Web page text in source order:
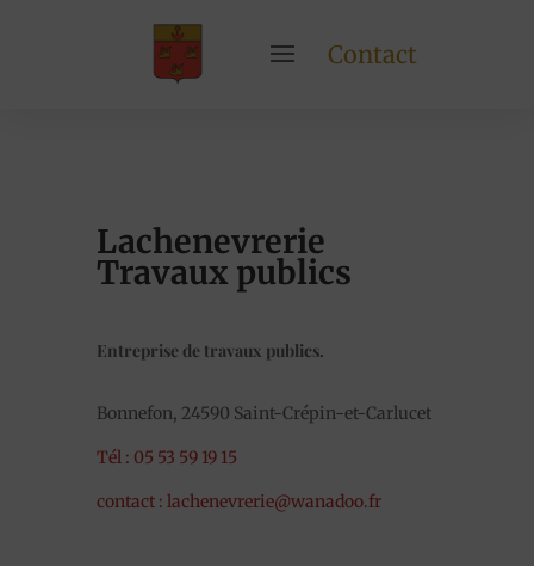
Contact
Lachenevrerie
Travaux publics
Entreprise de travaux publics.
Bonnefon, 24590 Saint-Crépin-et-Carlucet
Tél : 05 53 59 19 15
contact : lachenevrerie@wanadoo.fr